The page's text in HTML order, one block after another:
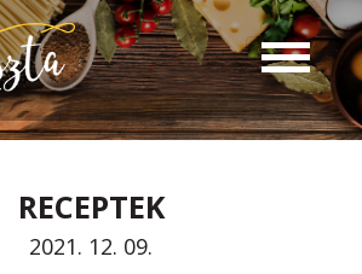
RECEPTEK
2021. 12. 09.